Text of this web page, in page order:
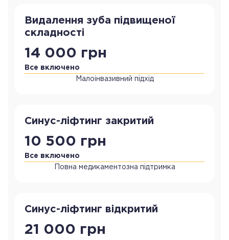
Видалення зуба підвищеної
складності
14 000 грн
Все включено
Малоінвазивний підхід
Синус-ліфтинг закритий
10 500 грн
Все включено
Повна медикаментозна підтримка
Синус-ліфтинг відкритий
21 000 грн